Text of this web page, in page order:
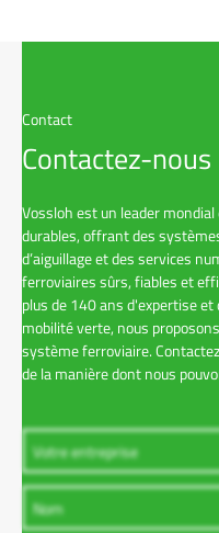
Contact
Contactez-nous
Vossloh est un leader
durables, offrant des
d’aiguillage et des services
ferroviaires sûrs, fiables et
plus de 140 ans d'expertise
mobilité verte, nous
système ferroviaire.
de la manière dont nous